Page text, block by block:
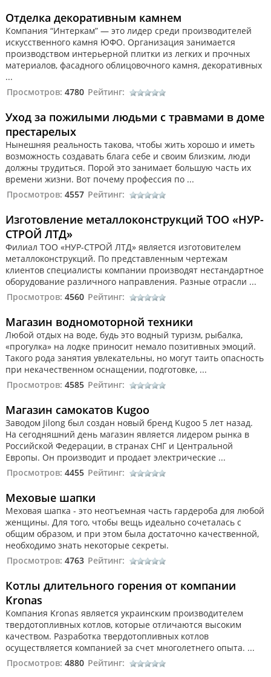
Отделка декоративным камнем
Компания “Интеркам” — это лидер среди производителей
искусственного камня ЮФО. Организация занимается
производством интерьерной плитки из легких и прочных
материалов, фасадного облицовочного камня, декоративных
...
Просмотров: 4780 Рейтинг:
Уход за пожилыми людьми с травмами в доме
престарелых
Нынешняя реальность такова, чтобы жить хорошо и иметь
возможность создавать блага себе и своим близким, люди
должны трудиться. Порой это занимает большую часть их
времени жизни. Вот почему профессия по ...
Просмотров: 4557 Рейтинг:
Изготовление металлоконструкций ТОО «НУР-
СТРОЙ ЛТД»
Филиал ТОО «НУР-СТРОЙ ЛТД» является изготовителем
металлоконструкций. По представленным чертежам
клиентов специалисты компании производят нестандартное
оборудование различного направления. Разные отрасли ...
Просмотров: 4560 Рейтинг:
Магазин водномоторной техники
Любой отдых на воде, будь это водный туризм, рыбалка,
«прогулка» на лодке приносит немало позитивных эмоций.
Такого рода занятия увлекательны, но могут таить опасность
при некачественном оснащении, подготовке, ...
Просмотров: 4585 Рейтинг:
Магазин самокатов Kugoo
Заводом Jilong был создан новый бренд Kugoo 5 лет назад.
На сегодняшний день магазин является лидером рынка в
Российской Федерации, в странах СНГ и Центральной
Европы. Он производит и продает электрические ...
Просмотров: 4455 Рейтинг:
Меховые шапки
Меховая шапка - это неотъемная часть гардероба для любой
женщины. Для того, чтобы вещь идеально сочеталась с
общим образом, и при этом была достаточно качественной,
необходимо знать некоторые секреты.
Просмотров: 4763 Рейтинг:
Котлы длительного горения от компании
Kronas
Компания Kronas является украинским производителем
твердотопливных котлов, которые отличаются высоким
качеством. Разработка твердотопливных котлов
осуществляется компанией за счет многолетнего опыта. ...
Просмотров: 4880 Рейтинг: